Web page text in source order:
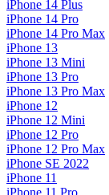
iPhone 14 Plus
iPhone 14 Pro
iPhone 14 Pro Max
iPhone 13
iPhone 13 Mini
iPhone 13 Pro
iPhone 13 Pro Max
iPhone 12
iPhone 12 Mini
iPhone 12 Pro
iPhone 12 Pro Max
iPhone SE 2022
iPhone 11
iPhone 11 Pro